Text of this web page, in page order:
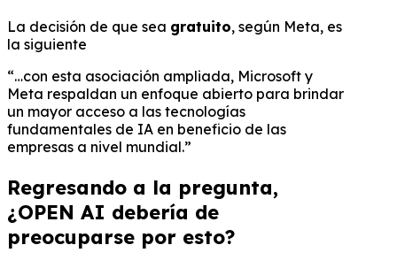
La decisión de que sea gratuito, según Meta, es
la siguiente
“…con esta asociación ampliada, Microsoft y
Meta respaldan un enfoque abierto para brindar
un mayor acceso a las tecnologías
fundamentales de IA en beneficio de las
empresas a nivel mundial.”
Regresando a la pregunta,
¿OPEN AI debería de
preocuparse por esto?